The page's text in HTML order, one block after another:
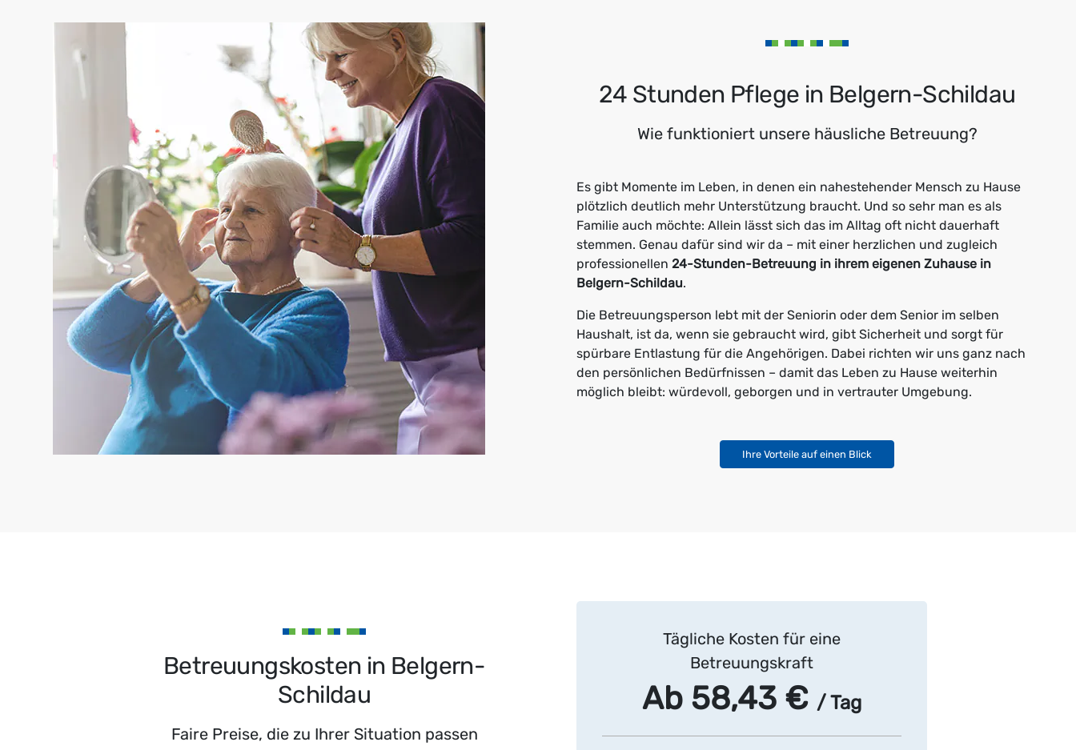
24 Stunden Pflege in Belgern-Schildau
Wie funktioniert unsere häusliche Betreuung?
Es gibt Momente im Leben, in denen ein nahestehender Mensch zu Hause
plötzlich deutlich mehr Unterstützung braucht. Und so sehr man es als
Familie auch möchte: Allein lässt sich das im Alltag oft nicht dauerhaft
stemmen. Genau dafür sind wir da – mit einer herzlichen und zugleich
professionellen 24-Stunden-Betreuung in ihrem eigenen Zuhause in
Belgern-Schildau.
Die Betreuungsperson lebt mit der Seniorin oder dem Senior im selben
Haushalt, ist da, wenn sie gebraucht wird, gibt Sicherheit und sorgt für
spürbare Entlastung für die Angehörigen. Dabei richten wir uns ganz nach
den persönlichen Bedürfnissen – damit das Leben zu Hause weiterhin
möglich bleibt: würdevoll, geborgen und in vertrauter Umgebung.
Ihre Vorteile auf einen Blick
Betreuungskosten in Belgern-
Schildau
Faire Preise, die zu Ihrer Situation passen
Tägliche Kosten für eine
Betreuungskraft
Ab 58,43 € / Tag